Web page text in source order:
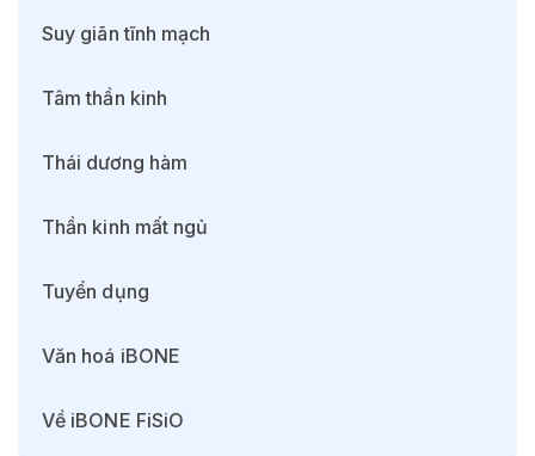
Suy giãn tĩnh mạch
Tâm thần kinh
Thái dương hàm
Thần kinh mất ngủ
Tuyển dụng
Văn hoá iBONE
Về iBONE FiSiO